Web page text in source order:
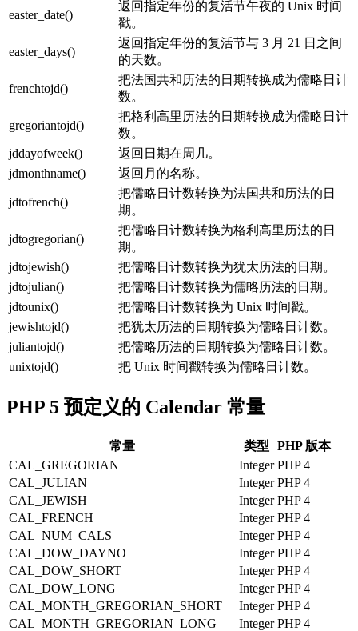
easter_date()
返回指定年份的复活节午夜的 Unix 时间
戳。
easter_days()
返回指定年份的复活节与 3 月 21 日之间
的天数。
frenchtojd()
把法国共和历法的日期转换成为儒略日计
数。
gregoriantojd()
把格利高里历法的日期转换成为儒略日计
数。
jddayofweek()
返回日期在周几。
jdmonthname()
返回月的名称。
jdtofrench()
把儒略日计数转换为法国共和历法的日
期。
jdtogregorian()
把儒略日计数转换为格利高里历法的日
期。
jdtojewish()
把儒略日计数转换为犹太历法的日期。
jdtojulian()
把儒略日计数转换为儒略历法的日期。
jdtounix()
把儒略日计数转换为 Unix 时间戳。
jewishtojd()
把犹太历法的日期转换为儒略日计数。
juliantojd()
把儒略历法的日期转换为儒略日计数。
unixtojd()
把 Unix 时间戳转换为儒略日计数。
PHP 5 预定义的 Calendar 常量
常量 类型
PHP 版本
CAL_GREGORIAN
Integer PHP 4
CAL_JULIAN
Integer PHP 4
CAL_JEWISH
Integer PHP 4
CAL_FRENCH
Integer PHP 4
CAL_NUM_CALS
Integer PHP 4
CAL_DOW_DAYNO
Integer PHP 4
CAL_DOW_SHORT
Integer PHP 4
CAL_DOW_LONG
Integer PHP 4
CAL_MONTH_GREGORIAN_SHORT
Integer PHP 4
CAL_MONTH_GREGORIAN_LONG
Integer PHP 4